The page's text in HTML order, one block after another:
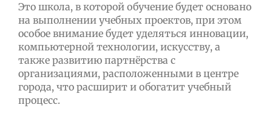
Это школа, в которой обучение будет основано
на выполнении учебных проектов, при этом
особое внимание будет уделяться инновации,
компьютерной технологии, искусству, а
также развитию партнёрства с
организациями, расположенными в центре
города, что расширит и обогатит учебный
процесс.